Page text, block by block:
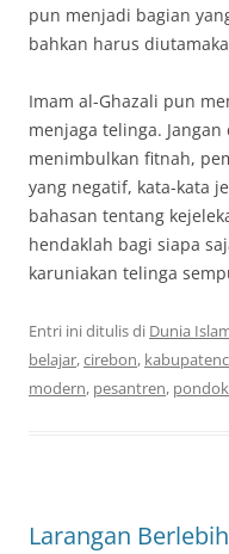
pun menjadi bagian
bahkan harus
Imam al-Ghazali pun
menjaga telinga.
menimbulkan fitnah,
yang negatif, kata-kata
bahasan tentang
hendaklah bagi siapa
karuniakan telinga
Entri ini ditulis di Dunia
belajar,cirebon,
modern, pesantren, pondok
Larangan